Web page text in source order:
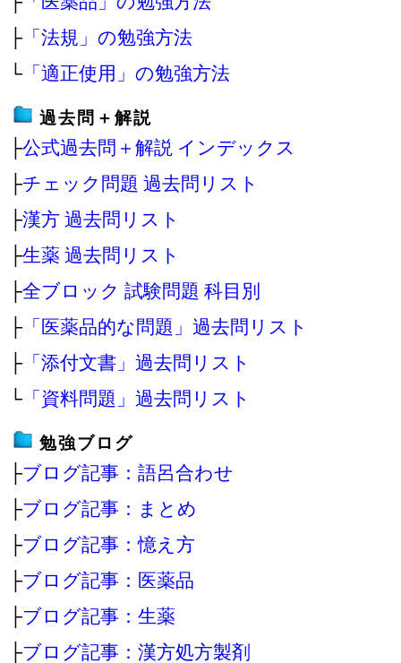
├ 「法規」の勉強方法
└ 「適正使用」の勉強方法
過去問＋解説
├公式過去問＋解説 インデックス
├チェック問題 過去問リスト
├漢方 過去問リスト
├生薬 過去問リスト
├全ブロック 試験問題 科目別
├ 「医薬品的な問題」過去問リスト
├ 「添付文書」過去問リスト
└ 「資料問題」過去問リスト
勉強ブログ
├ブログ記事：語呂合わせ
├ブログ記事：まとめ
├ブログ記事：憶え方
├ブログ記事：医薬品
├ブログ記事：生薬
├ブログ記事：漢方処方製剤